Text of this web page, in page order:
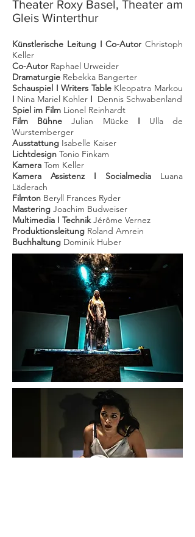
Theater Roxy Basel, Theater am
Gleis Winterthur
Künstlerische Leitung I Co-Autor Christoph
Keller
Co-Autor Raphael Urweider
Dramaturgie Rebekka Bangerter
Schauspiel I Writers Table Kleopatra Markou
I Nina Mariel Kohler I Dennis Schwabenland
Spiel im Film Lionel Reinhardt
Film BühneJulian Mücke I Ulla de
Wurstemberger
Ausstattung Isabelle Kaiser
Lichtdesign Tonio Finkam
Kamera Tom Keller
Kamera Assistenz I Socialmedia Luana
Läderach
Filmton Beryll Frances Ryder
Mastering Joachim Budweiser
Multimedia I TechnikJérôme Vernez
Produktionsleitung Roland Amrein
Buchhaltung Dominik Huber